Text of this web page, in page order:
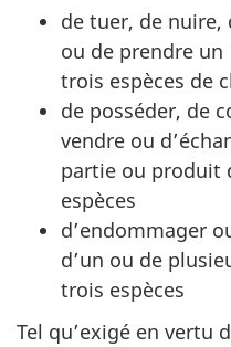
de tuer, de nuire,
ou de prendre
trois espèces de
de posséder, de
vendre ou
partie ou produit
espèces
d’endommager
d’un ou de
trois espèces
Tel qu’exigé en vertu